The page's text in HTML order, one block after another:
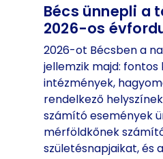
Bécs ünnepli a
2026-os
2026-ot Bécsben a
jellemzik majd: fontos
intézmények,
rendelkező
számító események
mérföldkőnek
születésnapjaikat, és